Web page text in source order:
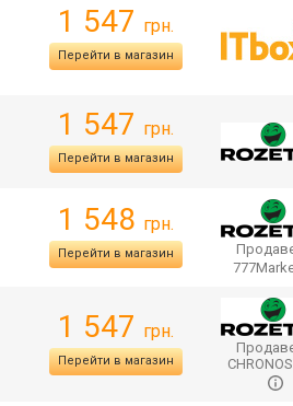
1 547 грн.
Перейти в магазин
1 547 грн.
Перейти в магазин
1 548 грн.
Перейти в магазин
1 547 грн.
Перейти в магазин